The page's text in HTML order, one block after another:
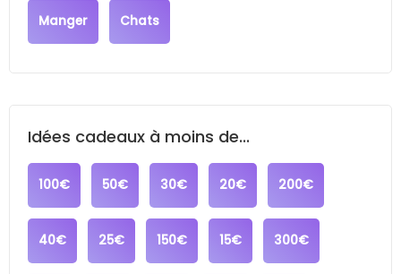
Manger Chats
Idées cadeaux à moins de...
100€ 50€ 30€ 20€ 200€
40€ 25€ 150€ 15€ 300€